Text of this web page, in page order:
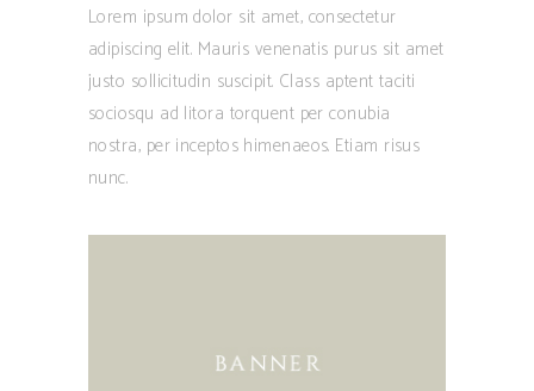
Lorem ipsum dolor sit amet, consectetur
adipiscing elit. Mauris venenatis purus sit amet
justo sollicitudin suscipit. Class aptent taciti
sociosqu ad litora torquent per conubia
nostra, per inceptos himenaeos. Etiam risus
nunc.